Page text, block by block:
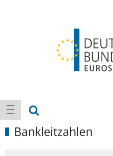
Hauptnavigation
Navigation anzeigen
Bankleitzahlen